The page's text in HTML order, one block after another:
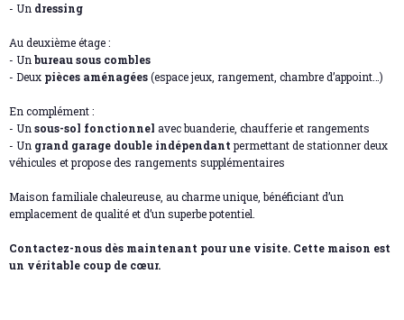
- Un dressing
Au deuxième étage :
- Unbureau sous combles
- Deux pièces aménagées(espace jeux, rangement, chambre d’appoint…)
En complément :
- Unsous-sol fonctionnel avec buanderie, chaufferie et rangements
- Un grand garage double indépendantpermettant de stationner deux
véhicules et propose des rangements supplémentaires
Maison familiale chaleureuse, au charme unique, bénéficiant d’un
emplacement de qualité et d’un superbe potentiel.
Contactez-nous dès maintenant pour une visite. Cette maison est
un véritable coup de cœur.